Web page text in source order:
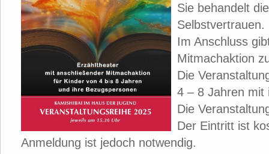
Sie behandelt
Selbstvertrauen.
Im Anschluss
Mitmachaktion
Die
4 – 8 Jahren mit
Die
Der Eintritt ist
Anmeldung ist jedoch notwendig.